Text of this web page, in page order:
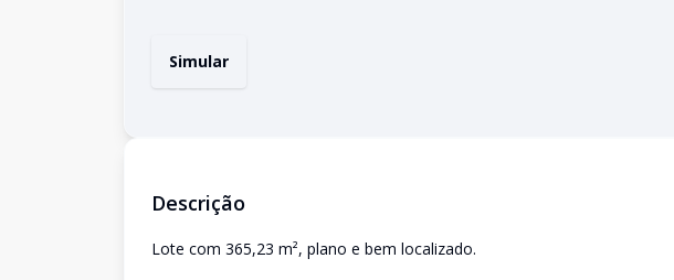
Simular
Descrição
Lote com 365,23 m², plano e bem localizado.